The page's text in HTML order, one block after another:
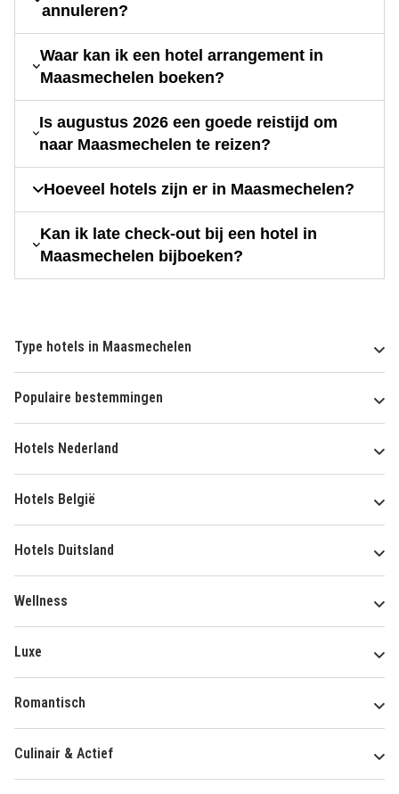
annuleren?
Waar kan ik een hotel arrangement in
Maasmechelen boeken?
Is augustus 2026 een goede reistijd om
naar Maasmechelen te reizen?
Hoeveel hotels zijn er in Maasmechelen?
Kan ik late check-out bij een hotel in
Maasmechelen bijboeken?
Type hotels in Maasmechelen
Populaire bestemmingen
Hotels Nederland
Hotels België
Hotels Duitsland
Wellness
Luxe
Romantisch
Culinair & Actief